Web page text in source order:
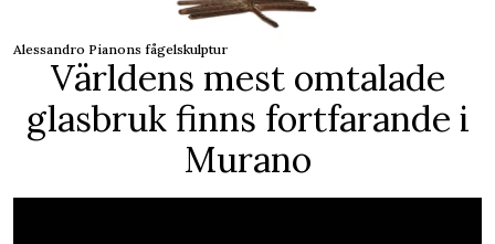
Alessandro Pianons fågelskulptur
Världens mest omtalade
glasbruk finns fortfarande i
Murano